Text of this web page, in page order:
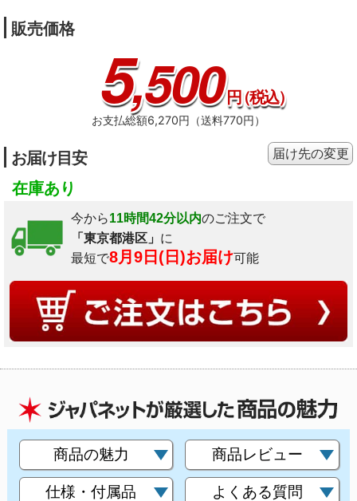
販売価格
5,500円（税込）
お支払総額6,270円（送料770円）
お届け目安
在庫あり
今から11時間42分以内のご注文で
「東京都港区」 に
最短で8月9日(日)お届け可能
届け先の変更
商品の魅力 商品レビュー
仕様・付属品 よくある質問